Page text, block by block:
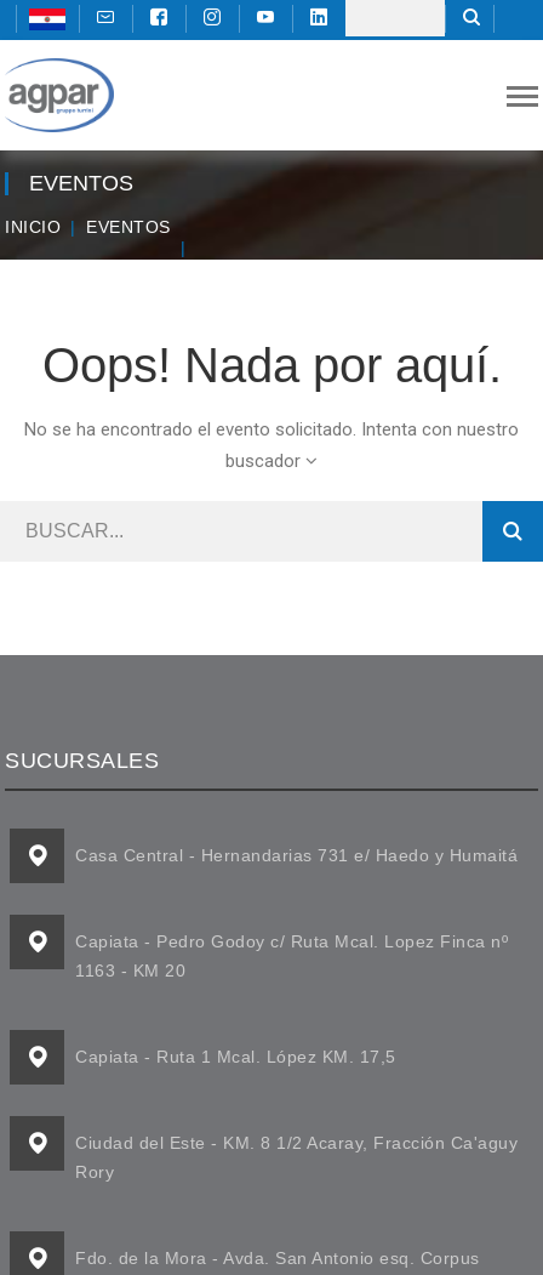
EVENTOS
INICIO EVENTOS
Oops! Nada por aquí.
No se ha encontrado el evento solicitado. Intenta con nuestro
buscador
SUCURSALES
Casa Central - Hernandarias 731 e/ Haedo y Humaitá
Capiata - Pedro Godoy c/ Ruta Mcal. Lopez Finca nº
1163 - KM 20
Capiata - Ruta 1 Mcal. López KM. 17,5
Ciudad del Este - KM. 8 1/2 Acaray, Fracción Ca'aguy
Rory
Fdo. de la Mora - Avda. San Antonio esq. Corpus